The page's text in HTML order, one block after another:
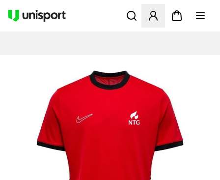
Åbner en Modal til at